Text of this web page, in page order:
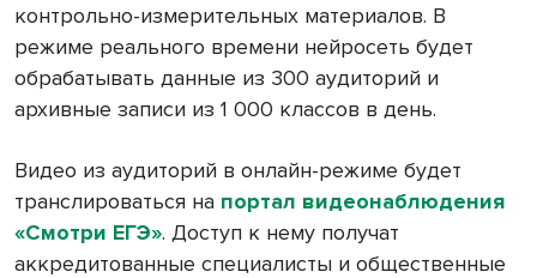
контрольно-измерительных материалов. В
режиме реального времени нейросеть будет
обрабатывать данные из 300 аудиторий и
архивные записи из 1 000 классов в день.
Видео из аудиторий в онлайн-режиме будет
транслироваться на портал видеонаблюдения
«Смотри ЕГЭ». Доступ к нему получат
аккредитованные специалисты и общественные